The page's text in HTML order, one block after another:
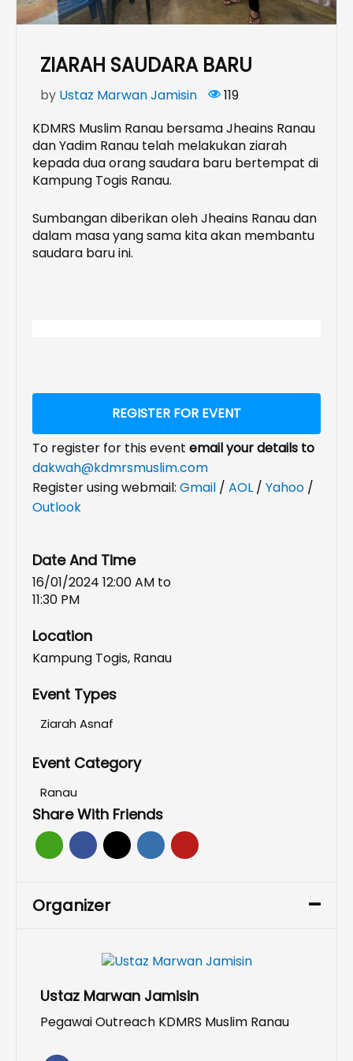
ZIARAH SAUDARA BARU
by Ustaz Marwan Jamisin
119
KDMRS Muslim Ranau bersama Jheains Ranau
dan Yadim Ranau telah melakukan ziarah
kepada dua orang saudara baru bertempat di
Kampung Togis Ranau.
Sumbangan diberikan oleh Jheains Ranau dan
dalam masa yang sama kita akan membantu
saudara baru ini.
REGISTER FOR EVENT
To register for this event email your details to
dakwah@kdmrsmuslim.com
Register using webmail: Gmail / AOL / Yahoo /
Outlook
Date And Time
16/01/2024 12:00 AM to
11:30 PM
Location
Kampung Togis, Ranau
Event Types
Ziarah Asnaf
Event Category
Ranau
Share With Friends
Organizer
Ustaz Marwan Jamisin
Pegawai Outreach KDMRS Muslim Ranau